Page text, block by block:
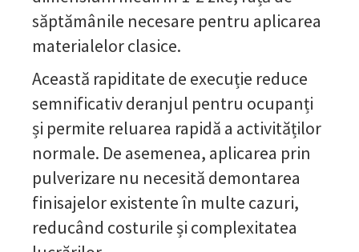
săptămânile necesare pentru aplicarea
materialelor clasice.
Această rapiditate de execuție reduce
semnificativ deranjul pentru ocupanți
și permite reluarea rapidă a activităților
normale. De asemenea, aplicarea prin
pulverizare nu necesită demontarea
finisajelor existente în multe cazuri,
reducând costurile și complexitatea